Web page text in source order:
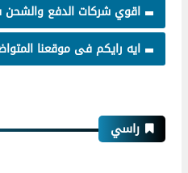
اقوي شركات الدفع
ايه رايكم فى موقعنا
راسي